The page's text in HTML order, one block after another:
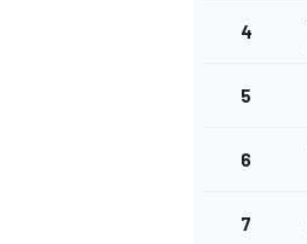
4
5
6
7